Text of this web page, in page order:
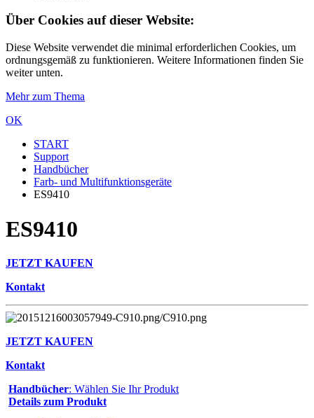
Über Cookies auf dieser Website:
Diese Website verwendet die minimal erforderlichen Cookies, um
ordnungsgemäß zu funktionieren. Weitere Informationen finden Sie
weiter unten.
Mehr zum Thema
OK
START
Support
Handbücher
Farb- und Multifunktionsgeräte
ES9410
ES9410
JETZT KAUFEN
Kontakt
JETZT KAUFEN
Kontakt
Handbücher: Wählen Sie Ihr Produkt
Details zum Produkt